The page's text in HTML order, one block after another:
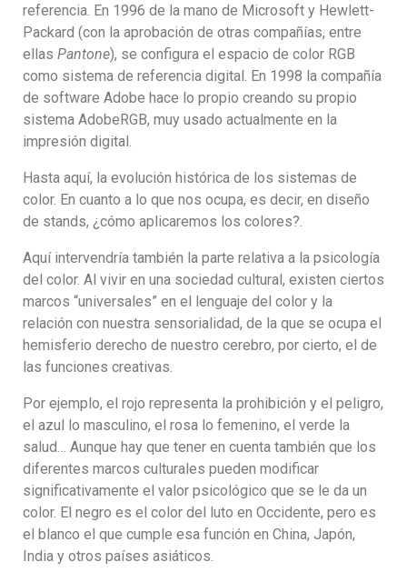
referencia. En 1996 de la mano de Microsoft y Hewlett-
Packard (con la aprobación de otras compañías, entre
ellas Pantone), se configura el espacio de color RGB
como sistema de referencia digital. En 1998 la compañía
de software Adobe hace lo propio creando su propio
sistema AdobeRGB, muy usado actualmente en la
impresión digital.
Hasta aquí, la evolución histórica de los sistemas de
color. En cuanto a lo que nos ocupa, es decir, en diseño
de stands, ¿cómo aplicaremos los colores?.
Aquí intervendría también la parte relativa a la psicología
del color. Al vivir en una sociedad cultural, existen ciertos
marcos “universales” en el lenguaje del color y la
relación con nuestra sensorialidad, de la que se ocupa el
hemisferio derecho de nuestro cerebro, por cierto, el de
las funciones creativas.
Por ejemplo, el rojo representa la prohibición y el peligro,
el azul lo masculino, el rosa lo femenino, el verde la
salud… Aunque hay que tener en cuenta también que los
diferentes marcos culturales pueden modificar
significativamente el valor psicológico que se le da un
color. El negro es el color del luto en Occidente, pero es
el blanco el que cumple esa función en China, Japón,
India y otros países asiáticos.